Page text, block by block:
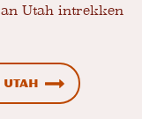
Utah intrekken